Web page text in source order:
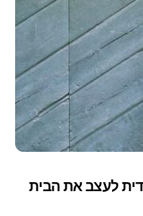
לעצב את הבית